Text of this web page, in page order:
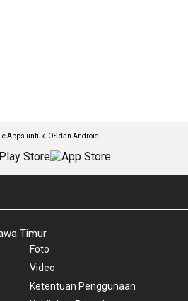
Apps untuk iOS dan Android
Timur
Foto
Video
Ketentuan Penggunaan